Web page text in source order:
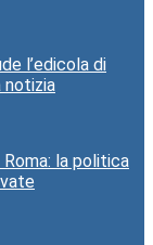
l’edicola di
notizia
la politica